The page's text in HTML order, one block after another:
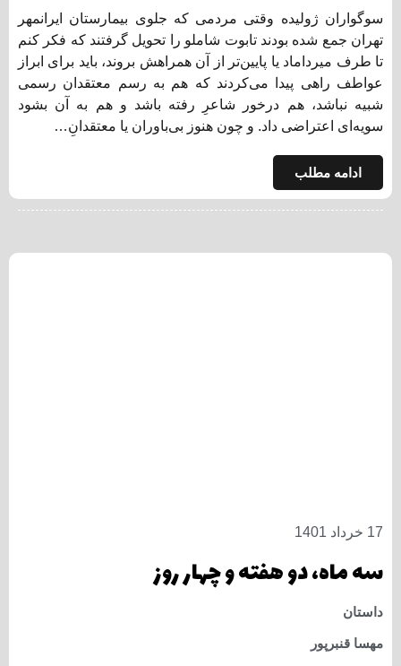
سوگواران ژولیده وقتی مردمی که جلوی بیمارستان ایران​مهر
تهران جمع شده بودند تابوت شاملو را تحویل گرفتند که فکر کنم
تا طرف میرداماد یا پایین​‌تر از آن همراهش بروند، باید برای ابراز
عواطف راهی پیدا می‌کردند که هم به رسم معتقدان رسمی
شبیه نباشد، هم درخور شاعرِ رفته باشد و هم به آن بشود
سویه‌ای اعتراضی داد. و چون هنوز بی‌باوران یا معتقدانِ…
ادامه مطلب
17 خرداد 1401
سه ماه، دو هفته و چهار روز
داستان
مهسا قنبرپور